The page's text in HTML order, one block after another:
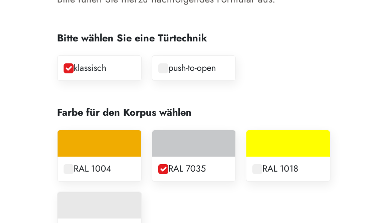
Bitte wählen Sie eine Türtechnik
klassisch push-to-open
Farbe für den Korpus wählen
RAL 1004 RAL 7035 RAL 1018